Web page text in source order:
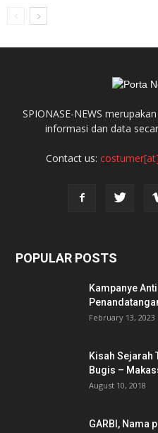
SPIONASE-NEWS
informasi dan data
Contact us:
POPULAR POSTS
Kampanye
February 13, 2023
Kisah Sejarah
Bugis –
August 10, 2018
GARBI, Nama